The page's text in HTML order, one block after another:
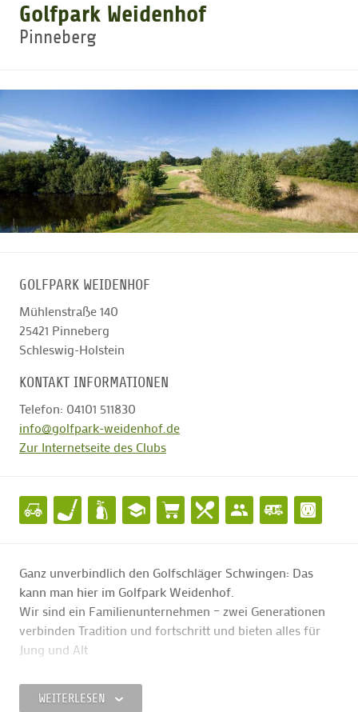
GOLFTURNIERE
GOLF CARD
MITGLIEDSCHAFT
GOLF NEWS
Golfpark Weidenhof
Pinneberg
GOLFPARK WEIDENHOF
Mühlenstraße 140
25421 Pinneberg
Schleswig-Holstein
KONTAKT INFORMATIONEN
Telefon: 04101 511830
info@golfpark-weidenhof.de
Zur Internetseite des Clubs
Ganz unverbindlich den Golfschläger Schwingen: Das
kann man hier im Golfpark Weidenhof.
Wir sind ein Familienunternehmen – zwei Generationen
verbinden Tradition und fortschritt und bieten alles für
Jung und Alt
GOLF FÜR ALLE !
WEITERLESEN